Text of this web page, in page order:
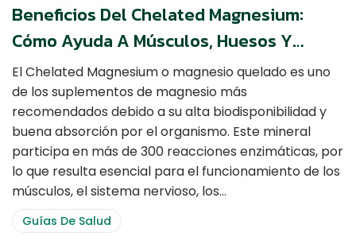
Beneficios Del Chelated Magnesium:
Cómo Ayuda A Músculos, Huesos Y
Sistema Nervioso
El Chelated Magnesium o magnesio quelado es uno
de los suplementos de magnesio más
recomendados debido a su alta biodisponibilidad y
buena absorción por el organismo. Este mineral
participa en más de 300 reacciones enzimáticas, por
lo que resulta esencial para el funcionamiento de los
músculos, el sistema nervioso, los…
Guías De Salud